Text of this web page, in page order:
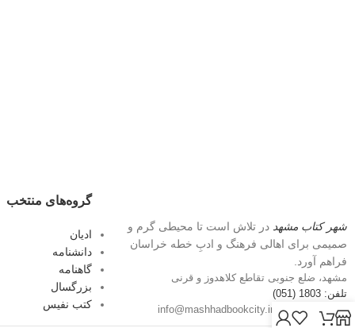
شهر کتاب مشهد در تلاش است تا محیطی گرم و
صمیمی برای اهالی فرهنگ و ادبِ خطه خراسان
فراهم آورد.
مشهد، ضلع جنوبی تقاطع کلاهدوز و قرنی
تلفن: 1803 (051)
پست الکترونیک: info@mashhadbookcity.ir
گروه‌های منتخب
ادیان
دانشنامه
گاهنامه
بزرگسال
کتب نفیس